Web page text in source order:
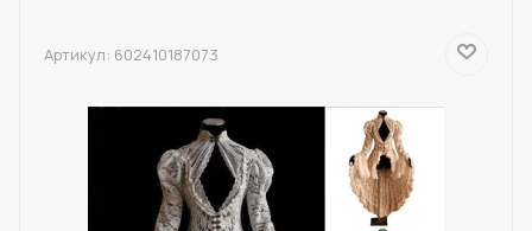
Артикул: 602410187073